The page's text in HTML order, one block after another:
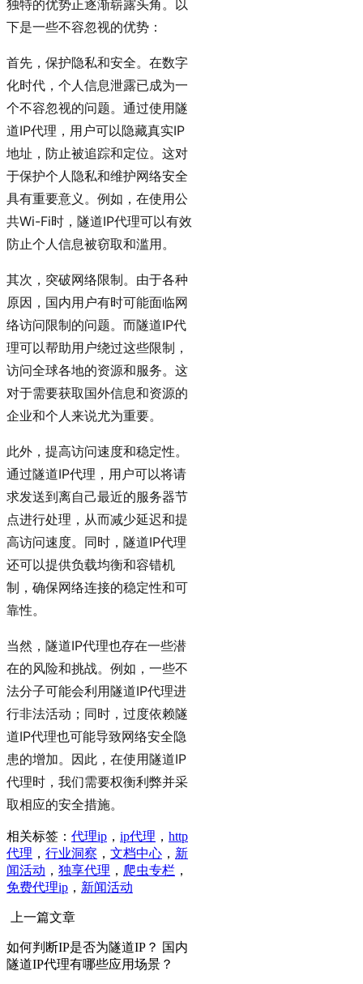
独特的优势正逐渐崭露头角。以
下是一些不容忽视的优势：
首先， 保护隐私和安全。在数字
化时代，个人信息泄露已成为一
个不容忽视的问题。通过使用隧
道IP代理，用户可以隐藏真实IP
地址，防止被追踪和定位。这对
于保护个人隐私和维护网络安全
具有重要意义。例如，在使用公
共Wi-Fi时，隧道IP代理可以有效
防止个人信息被窃取和滥用。
其次， 突破网络限制。由于各种
原因，国内用户有时可能面临网
络访问限制的问题。而隧道IP代
理可以帮助用户绕过这些限制，
访问全球各地的资源和服务。这
对于需要获取国外信息和资源的
企业和个人来说尤为重要。
此外， 提高访问速度和稳定性。
通过隧道IP代理，用户可以将请
求发送到离自己最近的服务器节
点进行处理，从而减少延迟和提
高访问速度。同时，隧道IP代理
还可以提供负载均衡和容错机
制，确保网络连接的稳定性和可
靠性。
当然，隧道IP代理也存在一些潜
在的风险和挑战。例如，一些不
法分子可能会利用隧道IP代理进
行非法活动；同时，过度依赖隧
道IP代理也可能导致网络安全隐
患的增加。因此，在使用隧道IP
代理时，我们需要权衡利弊并采
取相应的安全措施。
相关标签： 代理ip ， ip代理 ， http
代理 ， 行业洞察 ， 文档中心 ， 新
闻活动 ， 独享代理 ， 爬虫专栏 ，
免费代理ip ， 新闻活动
上一篇文章
如何判断IP是否为隧道IP？ 国内
隧道IP代理有哪些应用场景？